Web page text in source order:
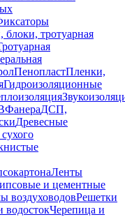
тротуарная
ПенопластПленки,
Гидроизоляционные
ФанераДСП,
Древесные
Ленты
и цементные
воздуховодовРешетки
водостокЧерепица и